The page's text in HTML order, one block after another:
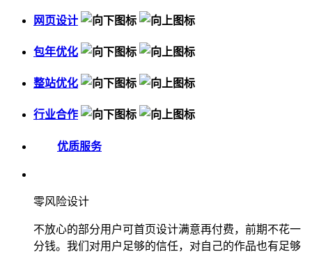
网页设计
包年优化
整站优化
行业合作
优质服务
零风险设计
不放心的部分用户可首页设计满意再付费，前期不花一
分钱。我们对用户足够的信任，对自己的作品也有足够